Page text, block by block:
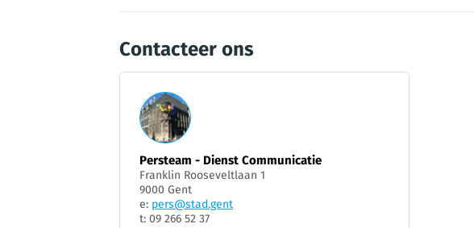
Contacteer ons
Persteam - Dienst Communicatie
Franklin Rooseveltlaan 1
9000 Gent
e: pers@stad.gent
t: 09 266 52 37